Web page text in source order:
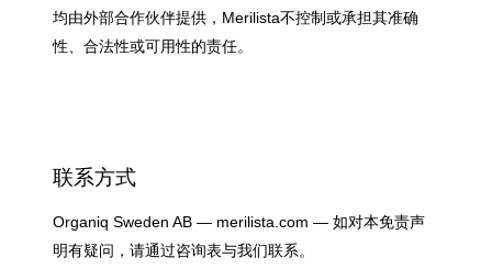
均由外部合作伙伴提供，Merilista不控制或承担其准确
性、合法性或可用性的责任。
联系方式
Organiq Sweden AB — merilista.com — 如对本免责声
明有疑问，请通过咨询表与我们联系。